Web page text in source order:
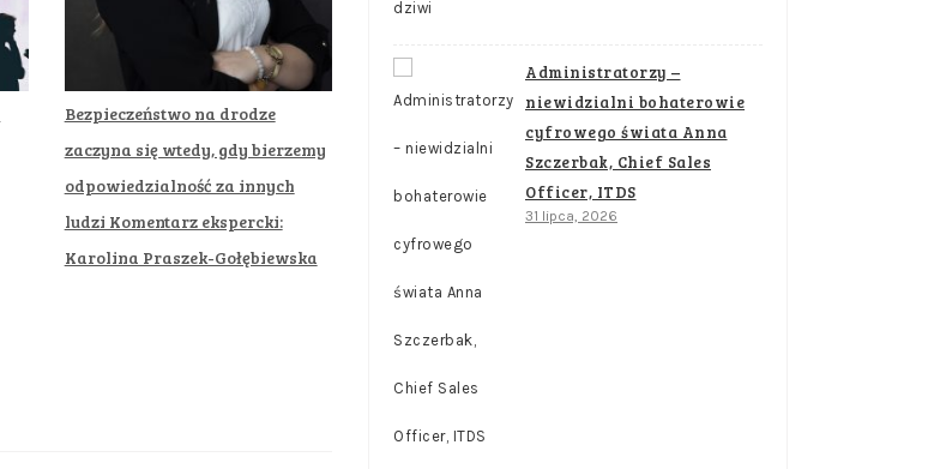
Bezpieczeństwo na drodze
zaczyna się wtedy, gdy bierzemy
odpowiedzialność za innych
ludzi Komentarz ekspercki:
Karolina Praszek-Gołębiewska
Administratorzy –
niewidzialni bohaterowie
cyfrowego świata Anna
Szczerbak, Chief Sales
Officer, ITDS
31 lipca, 2026